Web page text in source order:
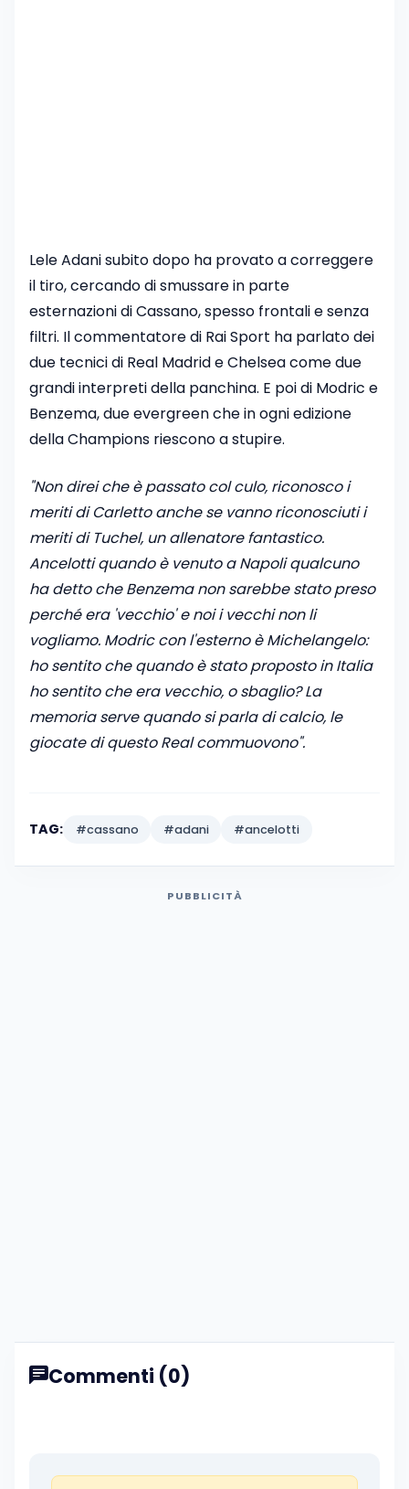
Lele Adani subito dopo ha provato a correggere
il tiro, cercando di smussare in parte
esternazioni di Cassano, spesso frontali e senza
filtri. Il commentatore di Rai Sport ha parlato dei
due tecnici di Real Madrid e Chelsea come due
grandi interpreti della panchina. E poi di Modric e
Benzema, due evergreen che in ogni edizione
della Champions riescono a stupire.
"Non direi che è passato col culo, riconosco i
meriti di Carletto anche se vanno riconosciuti i
meriti di Tuchel, un allenatore fantastico.
Ancelotti quando è venuto a Napoli qualcuno
ha detto che Benzema non sarebbe stato preso
perché era 'vecchio' e noi i vecchi non li
vogliamo. Modric con l'esterno è Michelangelo:
ho sentito che quando è stato proposto in Italia
ho sentito che era vecchio, o sbaglio? La
memoria serve quando si parla di calcio, le
giocate di questo Real commuovono".
TAG: #cassano #adani #ancelotti
PUBBLICITÀ
Commenti (0)